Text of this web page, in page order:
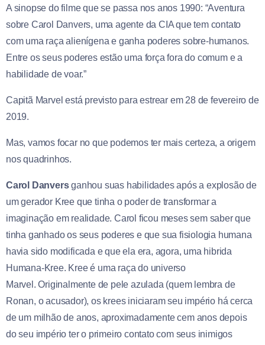
A sinopse do filme que se passa nos anos 1990: “Aventura
sobre Carol Danvers, uma agente da CIA que tem contato
com uma raça alienígena e ganha poderes sobre-humanos.
Entre os seus poderes estão uma força fora do comum e a
habilidade de voar.”
Capitã Marvel está previsto para estrear em 28 de fevereiro de
2019.
Mas, vamos focar no que podemos ter mais certeza, a origem
nos quadrinhos.
Carol Danversganhou suas habilidades após a explosão de
um gerador Kree que tinha o poder de transformar a
imaginação em realidade. Carol ficou meses sem saber que
tinha ganhado os seus poderes e que sua fisiologia humana
havia sido modificada e que ela era, agora, uma hibrida
Humana-Kree. Kree é uma raça do universo
Marvel. Originalmente de pele azulada (quem lembra de
Ronan, o acusador), os krees iniciaram seu império há cerca
de um milhão de anos, aproximadamente cem anos depois
do seu império ter o primeiro contato com seus inimigos